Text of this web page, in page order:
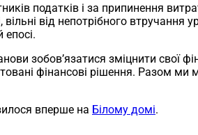
податків і за припинення
від непотрібного втручання
зобов’язатися зміцнити свої
фінансові рішення. Разом
вперше на Білому домі.